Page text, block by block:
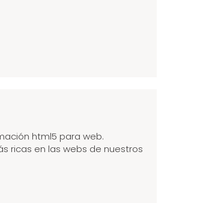
html5 para web.
ricas en las webs de nuestros